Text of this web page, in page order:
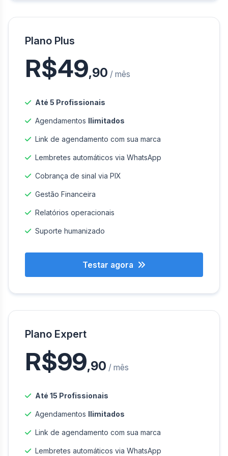
Plano Plus
R$49,90 / mês
Até 5 Profissionais
Agendamentos Ilimitados
Link de agendamento com sua marca
Lembretes automáticos via WhatsApp
Cobrança de sinal via PIX
Gestão Financeira
Relatórios operacionais
Suporte humanizado
Testar agora
Plano Expert
R$99,90 / mês
Até 15 Profissionais
Agendamentos Ilimitados
Link de agendamento com sua marca
Lembretes automáticos via WhatsApp